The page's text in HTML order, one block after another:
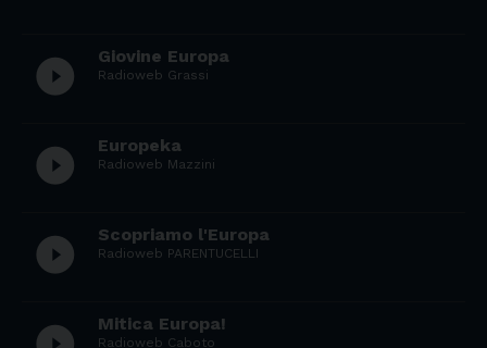
play_circle_filled Giovine Europa
Radioweb Grassi
play_circle_filled Europeka
Radioweb Mazzini
play_circle_filled Scopriamo l'Europa
Radioweb PARENTUCELLI
Mitica Europa!
Radioweb Caboto